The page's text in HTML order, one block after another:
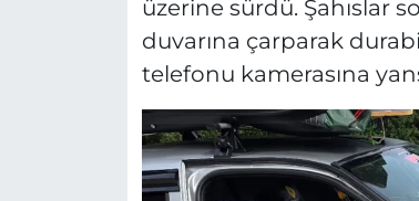
üzerine sürdü. Şahıslar
duvarına çarparak
telefonu kamerasına